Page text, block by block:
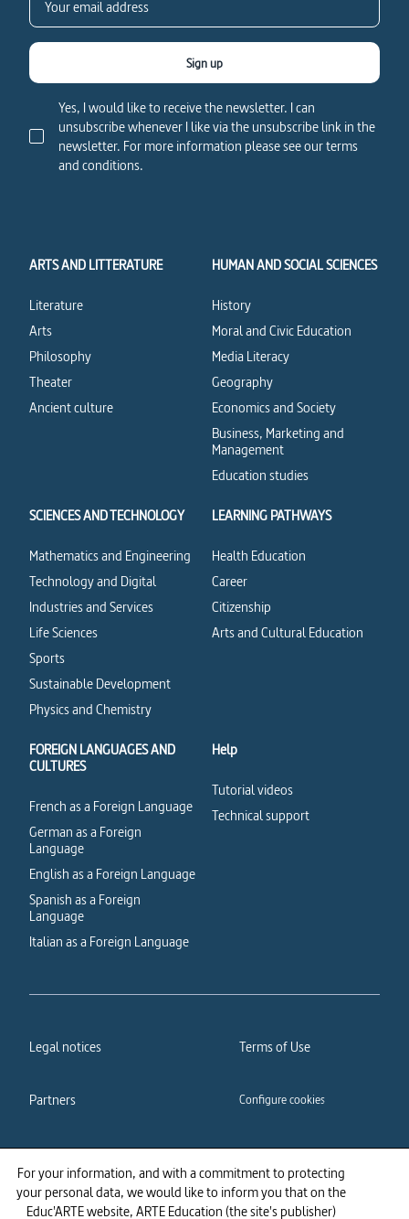
For your information, and with a commitment to protecting
your personal data, we would like to inform you that on the
Educ'ARTE website, ARTE Education (the site's publisher)
Yes, I would like to receive the newsletter. I can
unsubscribe whenever I like via the unsubscribe link in the
newsletter. For more information please see our terms
and conditions.
Sign up
ARTS AND LITTERATURE
Literature
Arts
Philosophy
Theater
Ancient culture
HUMAN AND SOCIAL SCIENCES
History
Moral and Civic Education
Media Literacy
Geography
Economics and Society
Business, Marketing and
Management
Education studies
SCIENCES AND TECHNOLOGY
Mathematics and Engineering
Technology and Digital
Industries and Services
Life Sciences
Sports
Sustainable Development
Physics and Chemistry
LEARNING PATHWAYS
Health Education
Career
Citizenship
Arts and Cultural Education
FOREIGN LANGUAGES AND
CULTURES
French as a Foreign Language
German as a Foreign
Language
English as a Foreign Language
Spanish as a Foreign
Language
Italian as a Foreign Language
Help
Tutorial videos
Technical support
Legal notices Terms of Use
Partners Configure cookies
Cookies policy Privacy policy
Accessibility: partially